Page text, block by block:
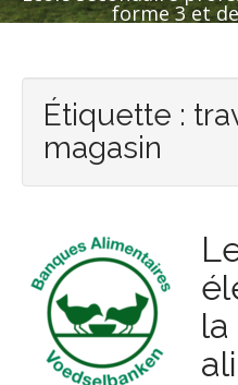
forme 3 et
Étiquette :
magasin